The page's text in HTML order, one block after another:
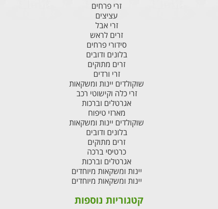
זרי פרחים
עציצים
זרי אבל
זרים לראש
סידורי פרחים
בלונים ודובים
זרים מתוקים
זרי ורדים
שוקולדים יינות ומשקאות
זרי כלה וקישוטי רכב
אגרטלים וברכות
מארזי טיפוח
שוקולדים יינות ומשקאות
בלונים ודובים
זרים מתוקים
כרטיסי ברכה
אגרטלים וברכות
יינות ומשקאות מיוחדים
יינות ומשקאות מיוחדים
קטגוריות נוספות